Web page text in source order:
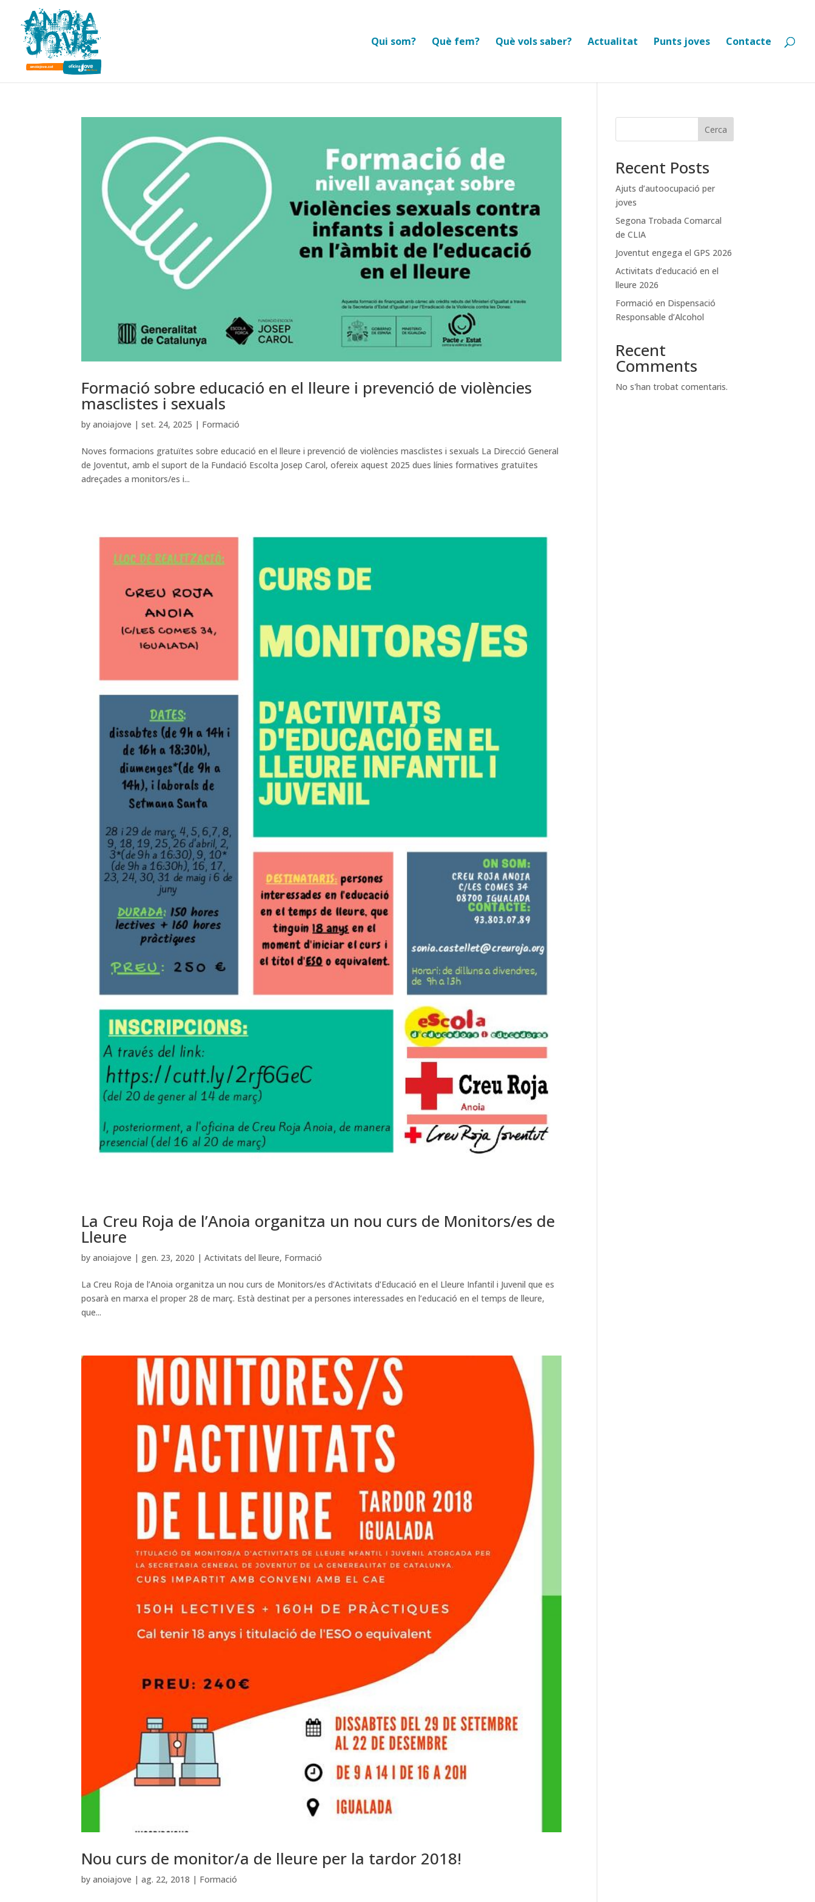
Qui som? Què fem? Què vols saber? Actualitat Punts joves Contacte
Formació sobre educació en el lleure i prevenció de violències
masclistes i sexuals
byanoiajove |set. 24, 2025 | Formació
Noves formacions gratuïtes sobre educació en el lleure i prevenció de violències masclistes i sexuals La Direcció General
de Joventut, amb el suport de la Fundació Escolta Josep Carol, ofereix aquest 2025 dues línies formatives gratuïtes
adreçades a monitors/es i...
La Creu Roja de l’Anoia organitza un nou curs de Monitors/es de
Lleure
byanoiajove | gen. 23, 2020 |Activitats del lleure, Formació
La Creu Roja de l’Anoia organitza un nou curs de Monitors/es d’Activitats d’Educació en el Lleure Infantil i Juvenil que es
posarà en marxa el proper 28 de març. Està destinat per a persones interessades en l’educació en el temps de lleure,
que...
Nou curs de monitor/a de lleure per la tardor 2018!
byanoiajove |ag. 22, 2018 | Formació
Cerca
Recent Posts
Ajuts d’autoocupació per
joves
Segona Trobada Comarcal
de CLIA
Joventut engega el GPS 2026
Activitats d’educació en el
lleure 2026
Formació en Dispensació
Responsable d’Alcohol
Recent
Comments
No s'han trobat comentaris.